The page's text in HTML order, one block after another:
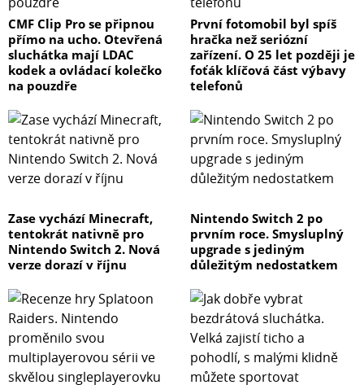
CMF Clip Pro se připnou
přímo na ucho. Otevřená
sluchátka mají LDAC
kodek a ovládací kolečko
na pouzdře
První fotomobil byl spíš
hračka než seriózní
zařízení. O 25 let později je
foťák klíčová část výbavy
telefonů
Zase vychází Minecraft,
tentokrát nativně pro
Nintendo Switch 2. Nová
verze dorazí v říjnu
Nintendo Switch 2 po
prvním roce. Smysluplný
upgrade s jediným
důležitým nedostatkem